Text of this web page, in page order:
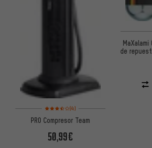
Valoración media: 3,5 de 5 basada en 4
(4)
PRO Compresor Team
50,99€
de